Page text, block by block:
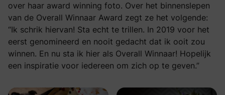
over haar award winning foto. Over het binnenslepen
van de Overall Winnaar Award zegt ze het volgende:
“Ik schrik hiervan! Sta echt te trillen. In 2019 voor het
eerst genomineerd en nooit gedacht dat ik ooit zou
winnen. En nu sta ik hier als Overall Winnaar! Hopelijk
een inspiratie voor iedereen om zich op te geven.”